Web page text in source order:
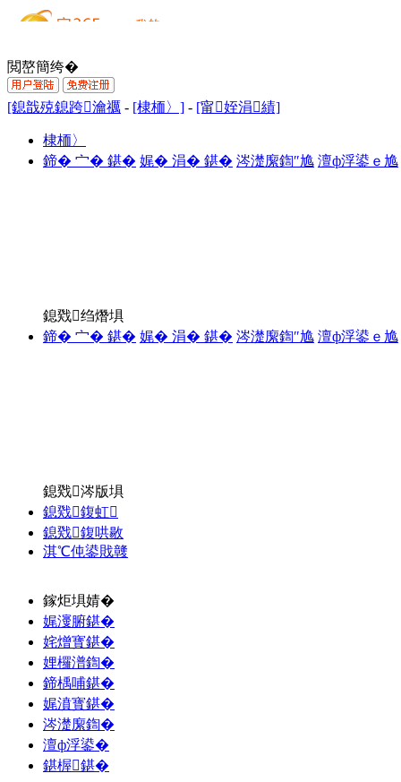
閲嶅簡绔�
[鎴戠殑鎴跨瀹禲 - [棣栭〉] - [甯姪涓績]
棣栭〉
鍗� 宀� 鍖� 娓� 涓� 鍖� 涔濋緳鍧″尯 澶ф浮鍙ｅ尯
鎴戣绉熸埧
鍗� 宀� 鍖� 娓� 涓� 鍖� 涔濋緳鍧″尯 澶ф浮鍙ｅ尯
鎴戣涔版埧
鎴戣鍑虹
鎴戣鍑哄敭
淇℃伅鍙戝竷
鎵炬埧婧�
娓濅腑鍖�
姹熷寳鍖�
娌欏潽鍧�
鍗楀哺鍖�
娓濆寳鍖�
涔濋緳鍧�
澶ф浮鍙�
鍖楃鍖�